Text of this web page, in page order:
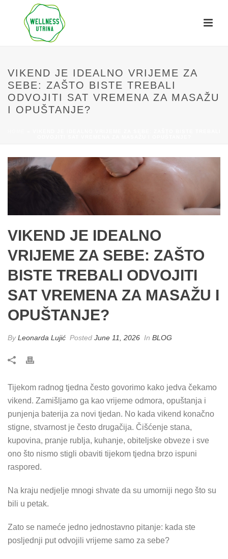
VIKEND JE IDEALNO VRIJEME ZA
SEBE: ZAŠTO BISTE TREBALI
ODVOJITI SAT VREMENA ZA MASAŽU
I OPUŠTANJE?
VIKEND JE IDEALNO
VRIJEME ZA SEBE: ZAŠTO
BISTE TREBALI ODVOJITI
SAT VREMENA ZA MASAŽU I
OPUŠTANJE?
ByLeonarda Lujić Posted June 11, 2026 In BLOG
Tijekom radnog tjedna često govorimo kako jedva čekamo
vikend. Zamišljamo ga kao vrijeme odmora, opuštanja i
punjenja baterija za novi tjedan. No kada vikend konačno
stigne, stvarnost je često drugačija. Čišćenje stana,
kupovina, pranje rublja, kuhanje, obiteljske obveze i sve
ono što nismo stigli obaviti tijekom tjedna brzo ispuni
raspored.
Na kraju nedjelje mnogi shvate da su umorniji nego što su
bili u petak.
Zato se nameće jedno jednostavno pitanje: kada ste
posljednji put odvojili vrijeme samo za sebe?